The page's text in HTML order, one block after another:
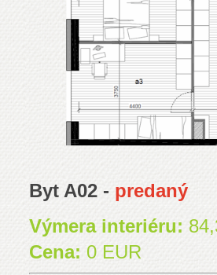
Byt A02 - predaný
Výmera interiéru:
Cena: 0 EUR